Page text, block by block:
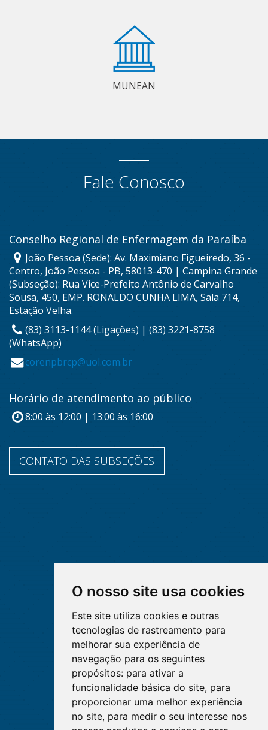
O nosso site usa cookies
Este site utiliza cookies e outras
tecnologias de rastreamento para
melhorar sua experiência de
navegação para os seguintes
propósitos: para ativar a
funcionalidade básica do site, para
proporcionar uma melhor experiência
no site, para medir o seu interesse nos
MUNEAN
Fale Conosco
Conselho Regional de Enfermagem da Paraíba
João Pessoa (Sede): Av. Maximiano Figueiredo, 36 -
Centro, João Pessoa - PB, 58013-470 | Campina Grande
(Subseção): Rua Vice-Prefeito Antônio de Carvalho
Sousa, 450, EMP. RONALDO CUNHA LIMA, Sala 714,
Estação Velha.
(83) 3113-1144 (Ligações) | (83) 3221-8758
(WhatsApp)
corenpbrcp@uol.com.br
Horário de atendimento ao público
8:00 às 12:00 | 13:00 às 16:00
CONTATO DAS SUBSEÇÕES